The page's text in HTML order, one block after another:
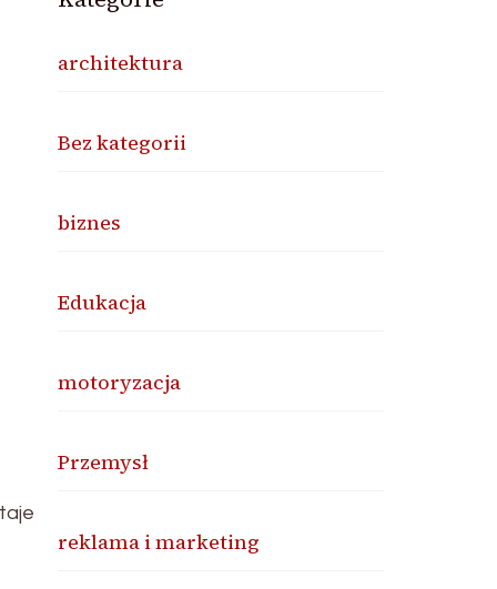
architektura
Bez kategorii
biznes
Edukacja
motoryzacja
Przemysł
reklama i marketing